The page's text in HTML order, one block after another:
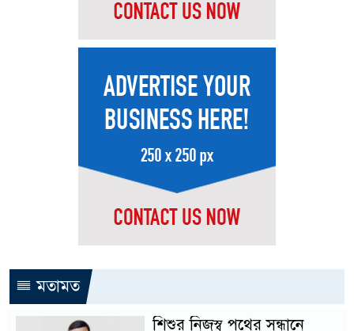
মতামত
শিশুর নিজস্ব পথের সন্ধানে